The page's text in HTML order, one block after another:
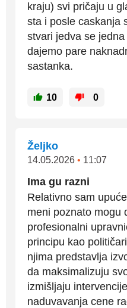
kraju) svi pričaju u
sta i posle caskanja
stvari jedva se
dajemo pare
sastanka.
10 0
Željko
14.05.2026 • 11:07
Ima gu razni
Relativno sam
meni poznato mogu
profesionalni
principu kao
njima predstavlja
da maksimalizuju
izmišljaju
naduvavanja cene